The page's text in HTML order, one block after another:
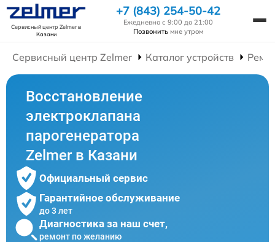
Сервисный центр Zelmerв
Казани
+7 (843) 254-50-42
Ежедневно с 9:00 до 21:00
Позвонить мне утром
Сервисный центр Zelmer Каталог устройств
Восстановление
электроклапана
парогенератора
Zelmer в Казани
Официальный сервис
Гарантийное обслуживание
до 3 лет
Диагностика за наш счет,
ремонт по желанию